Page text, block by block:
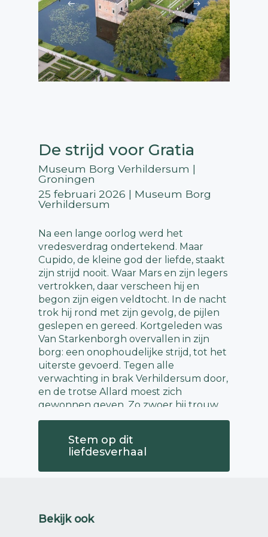
De strijd voor Gratia
Museum Borg Verhildersum |
Groningen
25 februari 2026 | Museum Borg
Verhildersum
Na een lange oorlog werd het
vredesverdrag ondertekend. Maar
Cupido, de kleine god der liefde, staakt
zijn strijd nooit. Waar Mars en zijn legers
vertrokken, daar verscheen hij en
begon zijn eigen veldtocht. In de nacht
trok hij rond met zijn gevolg, de pijlen
geslepen en gereed. Kortgeleden was
Van Starkenborgh overvallen in zijn
borg: een onophoudelijke strijd, tot het
uiterste gevoerd. Tegen alle
verwachting in brak Verhildersum door,
en de trotse Allard moest zich
gewonnen geven. Zo zwoer hij trouw
aan generaal Cupido.
Nu richtte Cupido zijn pijlen op borg
Scheltkema-Nijenstein. Halsoverkop
sloeg hij het beleg. Hij riep Allard tot
Verover Nijenstein zonder dralen. Maar
geven zij zich over, staak dan het
Stem op dit
liefdesverhaal
Bekijk ook